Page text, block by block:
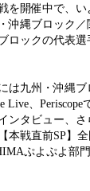
を開催中で、
沖縄ブロック
ロックの代表選
は九州・沖縄
Live、
ンタビュー、
本戦直前SP】
ぷよぷよ部